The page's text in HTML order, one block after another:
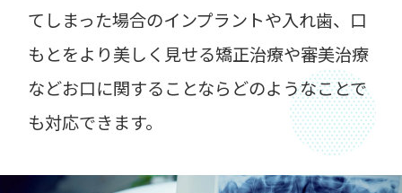
てしまった場合のインプラントや入れ歯、口
もとをより美しく見せる矯正治療や審美治療
などお口に関することならどのようなことで
も対応できます。